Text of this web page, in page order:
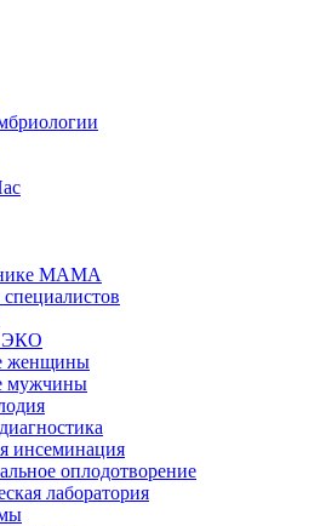
МАМА
ЭКО
женщины
мужчины
инсеминация
оплодотворение
лаборатория